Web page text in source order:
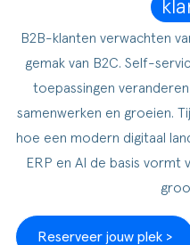
Business Central
team
bij SucceedIT
partners
B2B-klanten verwachten
gemak van B2C. Self-
toepassingen
samenwerken en groeien.
hoe een modern digitaal
ERP en AI de basis
Reserveer jouw plek >